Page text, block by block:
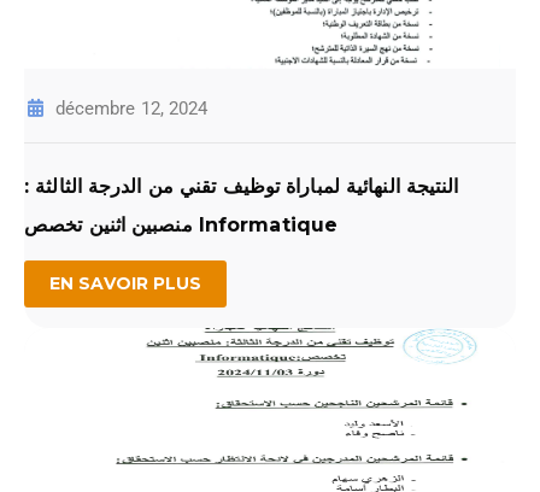
décembre 12, 2024
النتيجة النهائية لمباراة توظيف تقني من الدرجة الثالثة :
منصبين اثنين تخصص Informatique
EN SAVOIR PLUS